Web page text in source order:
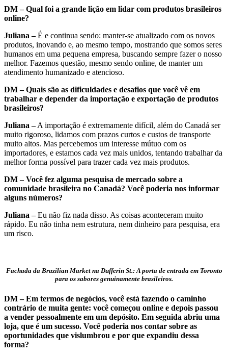
DM – Qual foi a grande lição em lidar com produtos brasileiros
online?
Juliana –É e continua sendo: manter-se atualizado com os novos
produtos, inovando e, ao mesmo tempo, mostrando que somos seres
humanos em uma pequena empresa, buscando sempre fazer o nosso
melhor. Fazemos questão, mesmo sendo online, de manter um
atendimento humanizado e atencioso.
DM – Quais são as dificuldades e desafios que você vê em
trabalhar e depender da importação e exportação de produtos
brasileiros?
Juliana –A importação é extremamente difícil, além do Canadá ser
muito rigoroso, lidamos com prazos curtos e custos de transporte
muito altos. Mas percebemos um interesse mútuo com os
importadores, e estamos cada vez mais unidos, tentando trabalhar da
melhor forma possível para trazer cada vez mais produtos.
DM – Você fez alguma pesquisa de mercado sobre a
comunidade brasileira no Canadá? Você poderia nos informar
alguns números?
Juliana –Eu não fiz nada disso. As coisas aconteceram muito
rápido. Eu não tinha nem estrutura, nem dinheiro para pesquisa, era
um risco.
Fachada da Brazilian Market na Dufferin St.: A porta de entrada em Toronto
para os sabores genuinamente brasileiros.
DM – Em termos de negócios, você está fazendo o caminho
contrário de muita gente: você começou online e depois passou
a vender pessoalmente em um depósito. Em seguida abriu uma
loja, que é um sucesso. Você poderia nos contar sobre as
oportunidades que vislumbrou e por que expandiu dessa
forma?